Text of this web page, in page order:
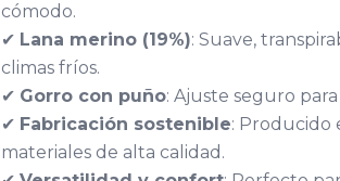
cómodo.
✔ Lana merino (19%): Suave,
climas fríos.
✔ Gorro con puño: Ajuste seguro
✔ Fabricación sostenible: Producido
materiales de alta calidad.